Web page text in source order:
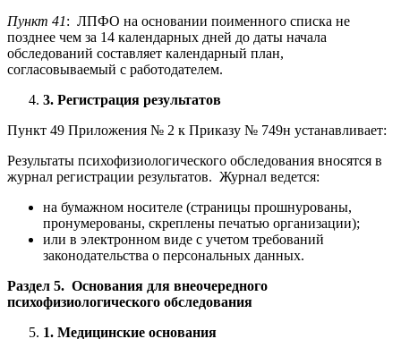
Пункт 41: ЛПФО на основании поименного списка не
позднее чем за 14 календарных дней до даты начала
обследований составляет календарный план,
согласовываемый с работодателем.
3. Регистрация результатов
Пункт 49 Приложения № 2 к Приказу № 749н устанавливает:
Результаты психофизиологического обследования вносятся в
журнал регистрации результатов. Журнал ведется:
на бумажном носителе (страницы прошнурованы,
пронумерованы, скреплены печатью организации);
или в электронном виде с учетом требований
законодательства о персональных данных.
Раздел 5. Основания для внеочередного
психофизиологического обследования
1. Медицинские основания